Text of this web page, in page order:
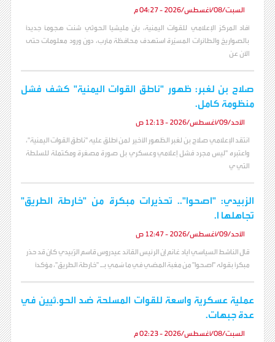
السبت/08/أغسطس/2026 - 04:27 م
أفاد المركز الإعلامي للقوات اليمنية، بأن مليشيا الحوثي شنت هجوماً جديداً
بالصواريخ والطائرات المسيّرة استهدف محافظة مأرب، دون ورود معلومات حتى
الآن عن
صلاح بن لغبر: ظهور "ناطق القوات اليمنية" كشف فشل
منظومة كامل.
الأحد/09/أغسطس/2026 - 12:13 ص
انتقد الإعلامي صلاح بن لغبر الظهور الأخير لمن أطلق عليه "ناطق القوات اليمنية"،
واعتبره "ليس مجرد فشل إعلامي وعسكري بل صورة مصغرة ومكتملة للسلطة
التي ي
الزبيدي: "اصحوا".. تحذيرات مبكرة من "خارطة الطريق"
تجاهلها ا.
الأحد/09/أغسطس/2026 - 12:47 ص
قال الناشط السياسي اياد غانم إن الرئيس القائد عيدروس قاسم الزُبيدي كان قد حذر
مبكراً بقوله "اصحوا" من مغبة المضي في ما سُمي بـ "خارطة الطريق"، مؤكداً
عملية عسكرية واسعة للقوات المسلحة ضد الحو.ثيين في
عدة جبهات.
السبت/08/أغسطس/2026 - 02:23 م